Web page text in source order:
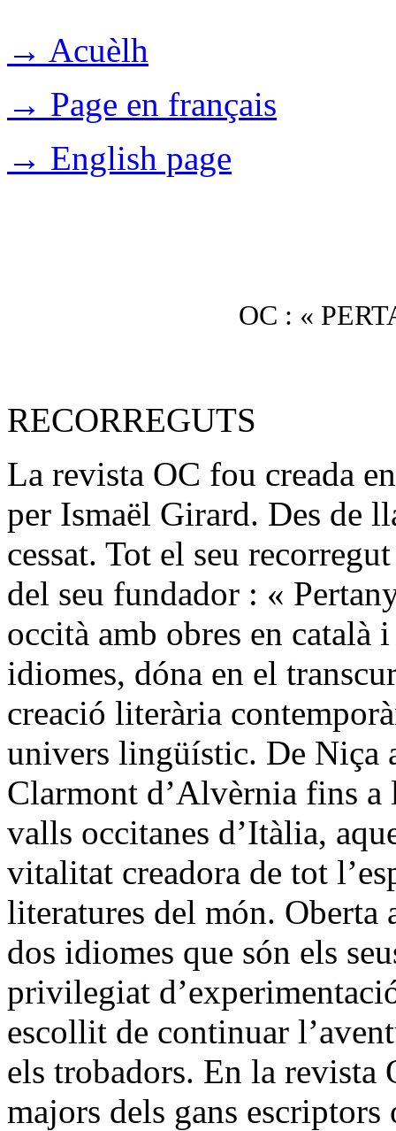
→ Acuèlh
→ Page en français
→ English page
OC : «
RECORREGUTS
La revista OC fou creada
per Ismaël Girard. Des de
cessat. Tot el seu
del seu fundador : «
occità amb obres en català
idiomes, dóna en el
creació literària
univers lingüístic. De Niça
Clarmont d’Alvèrnia fins a
valls occitanes d’Itàlia,
vitalitat creadora de tot
literatures del món. Oberta
dos idiomes que són els
privilegiat
escollit de continuar
els trobadors. En la revista
majors dels gans